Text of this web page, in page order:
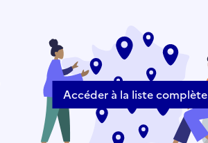
Accéder à la liste complète